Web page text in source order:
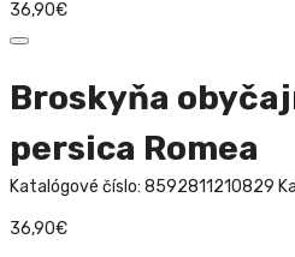
36,90€
Broskyňa
persica Romea
Katalógové číslo: 8592811210829
36,90€